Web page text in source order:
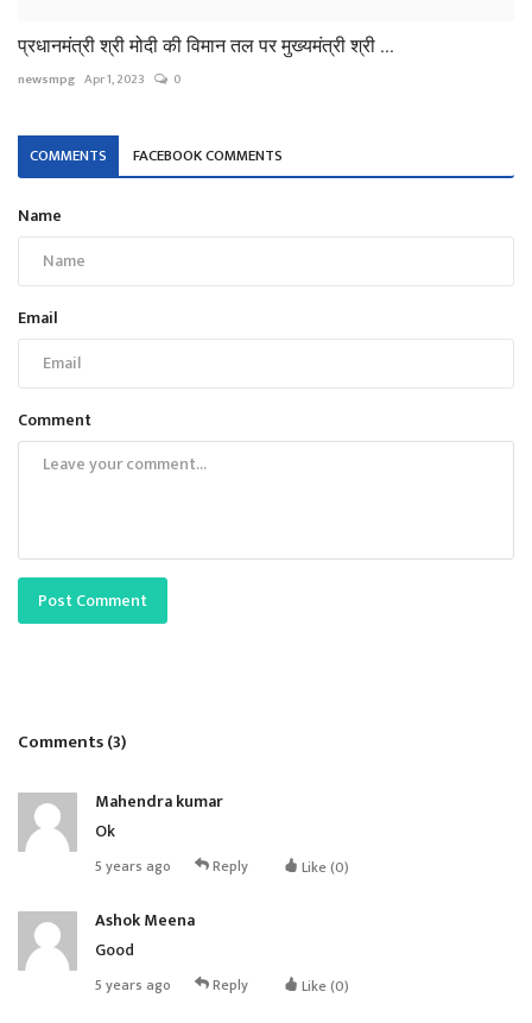
प्रधानमंत्री श्री मोदी की विमान तल पर मुख्यमंत्री श्री ...
newsmpg Apr 1, 2023 0
COMMENTS FACEBOOK COMMENTS
Name
Email
Comment
Post Comment
Comments (3)
Mahendra kumar
Ok
5 years ago Reply Like (0)
Ashok Meena
Good
5 years ago Reply Like (0)